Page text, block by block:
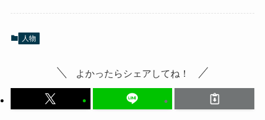
人物
よかったらシェアしてね！